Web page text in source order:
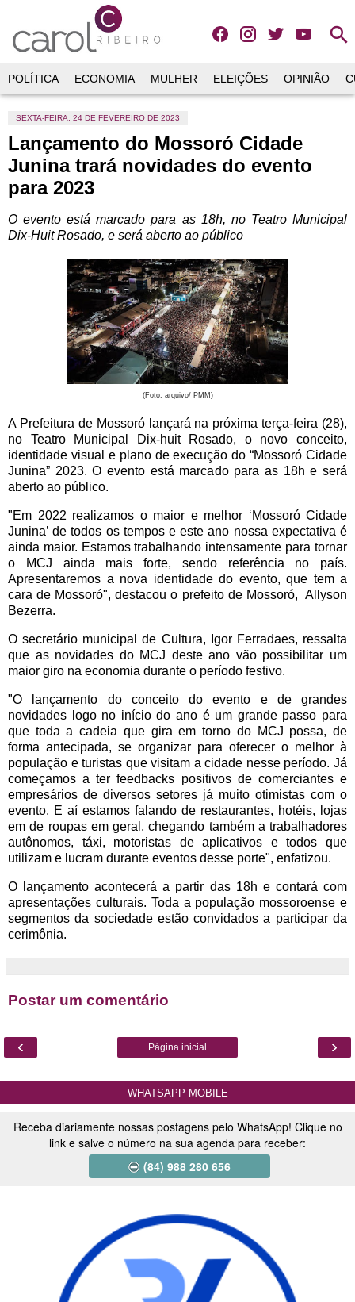
search
POLÍTICA ECONOMIA MULHER ELEIÇÕES OPINIÃO
SEXTA-FEIRA, 24 DE FEVEREIRO DE 2023
Lançamento do Mossoró Cidade
Junina trará novidades do evento
para 2023
O evento está marcado para as 18h, no Teatro Municipal
Dix-Huit Rosado, e será aberto ao público
(Foto: arquivo/ PMM)
A Prefeitura de Mossoró lançará na próxima terça-feira (28),
no Teatro Municipal Dix-huit Rosado, o novo conceito,
identidade visual e plano de execução do “Mossoró Cidade
Junina” 2023. O evento está marcado para as 18h e será
aberto ao público.
"Em 2022 realizamos o maior e melhor ‘Mossoró Cidade
Junina’ de todos os tempos e este ano nossa expectativa é
ainda maior. Estamos trabalhando intensamente para tornar
o MCJ ainda mais forte, sendo referência no país.
Apresentaremos a nova identidade do evento, que tem a
cara de Mossoró", destacou o prefeito de Mossoró, Allyson
Bezerra.
O secretário municipal de Cultura, Igor Ferradaes, ressalta
que as novidades do MCJ deste ano vão possibilitar um
maior giro na economia durante o período festivo.
"O lançamento do conceito do evento e de grandes
novidades logo no início do ano é um grande passo para
que toda a cadeia que gira em torno do MCJ possa, de
forma antecipada, se organizar para oferecer o melhor à
população e turistas que visitam a cidade nesse período. Já
começamos a ter feedbacks positivos de comerciantes e
empresários de diversos setores já muito otimistas com o
evento. E aí estamos falando de restaurantes, hotéis, lojas
em de roupas em geral, chegando também a trabalhadores
autônomos, táxi, motoristas de aplicativos e todos que
utilizam e lucram durante eventos desse porte", enfatizou.
O lançamento acontecerá a partir das 18h e contará com
apresentações culturais. Toda a população mossoroense e
segmentos da sociedade estão convidados a participar da
cerimônia.
Postar um comentário
‹ ›
Página inicial
WHATSAPP MOBILE
Receba diariamente nossas postagens pelo WhatsApp! Clique no
link e salve o número na sua agenda para receber:
(84) 988 280 656